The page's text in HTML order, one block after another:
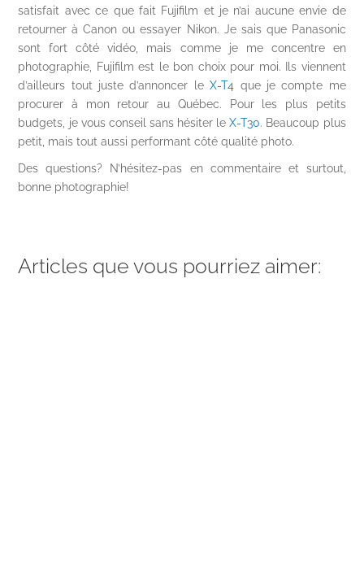
satisfait avec ce que fait Fujifilm et je n’ai aucune envie de
retourner à Canon ou essayer Nikon. Je sais que Panasonic
sont fort côté vidéo, mais comme je me concentre en
photographie, Fujifilm est le bon choix pour moi. Ils viennent
d’ailleurs tout juste d’annoncer leX-T4 que je compte me
procurer à mon retour au Québec. Pour les plus petits
budgets, je vous conseil sans hésiter leX-T30. Beaucoup plus
petit, mais tout aussi performant côté qualité photo.
Des questions? N’hésitez-pas en commentaire et surtout,
bonne photographie!
Articles que vous pourriez aimer: